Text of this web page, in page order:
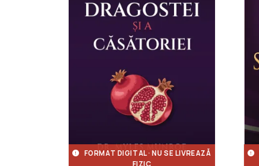
FORMAT DIGITAL · NU SE LIVREAZĂ
FIZIC